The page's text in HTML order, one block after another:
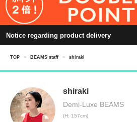
Notice regarding product delivery
TOP > BEAMS staff > shiraki
shiraki
Demi-Luxe BEAMS
(H: 157cm)